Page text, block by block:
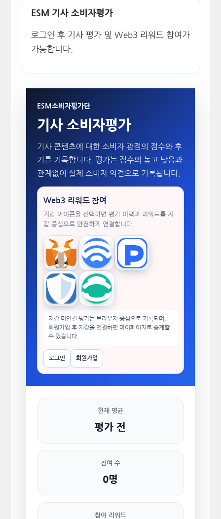
ESM 기사 소비자평가
로그인 후 기사 평가 및 Web3 리워드 참여가
가능합니다.
ESM소비자평가단
기사 소비자평가
기사 콘텐츠에 대한 소비자 관점의 점수와 후
기를 기록합니다. 평가는 점수의 높고 낮음과
관계없이 실제 소비자 의견으로 기록됩니다.
Web3 리워드 참여
지갑 아이콘을 선택하면 평가 이력과 리워드를 지
갑 중심으로 안전하게 연결합니다.
MetaMask WalletConnectTokenPocket
Trust Wallet imToken
지갑 미연결 평가는 브라우저 중심으로 기록되며,
회원가입 후 지갑을 연결하면 마이페이지로 승계할
수 있습니다.
로그인 회원가입
현재 평균
평가 전
참여 수
0명
참여 리워드